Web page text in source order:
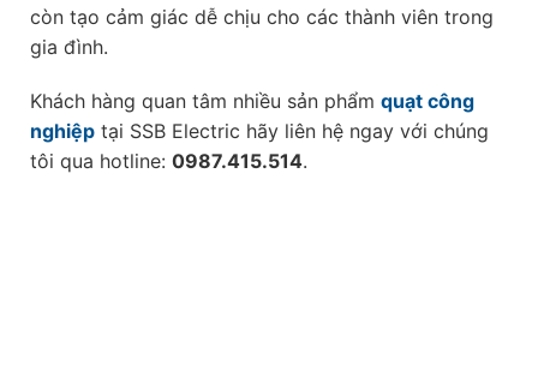
còn tạo cảm giác dễ chịu cho các thành viên trong
gia đình.
Khách hàng quan tâm nhiều sản phẩm quạt công
nghiệp tại SSB Electric hãy liên hệ ngay với chúng
tôi qua hotline: 0987.415.514.